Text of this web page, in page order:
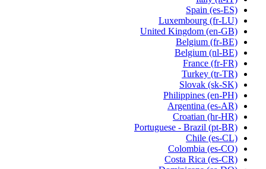
Spain (es-ES)
Luxembourg (fr-LU)
United Kingdom (en-GB)
Belgium (fr-BE)
Belgium (nl-BE)
France (fr-FR)
Turkey (tr-TR)
Slovak (sk-SK)
Philippines (en-PH)
Argentina (es-AR)
Croatian (hr-HR)
Portuguese - Brazil (pt-BR)
Chile (es-CL)
Colombia (es-CO)
Costa Rica (es-CR)